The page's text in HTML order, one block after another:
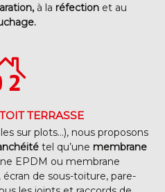
à la réfection et au
TERRASSE
sur plots…), nous proposons
tel qu’une membrane
EPDM ou membrane
de sous-toiture, pare-